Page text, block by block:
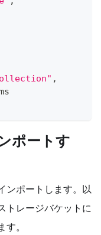
,
ポートす
ンポートします。以
トレージバケットに
。